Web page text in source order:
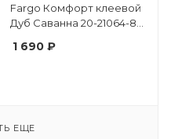
Fargo Комфорт клеевой
Дуб Саванна 20-21064-84
1 690 ₽
ЕЩЕ